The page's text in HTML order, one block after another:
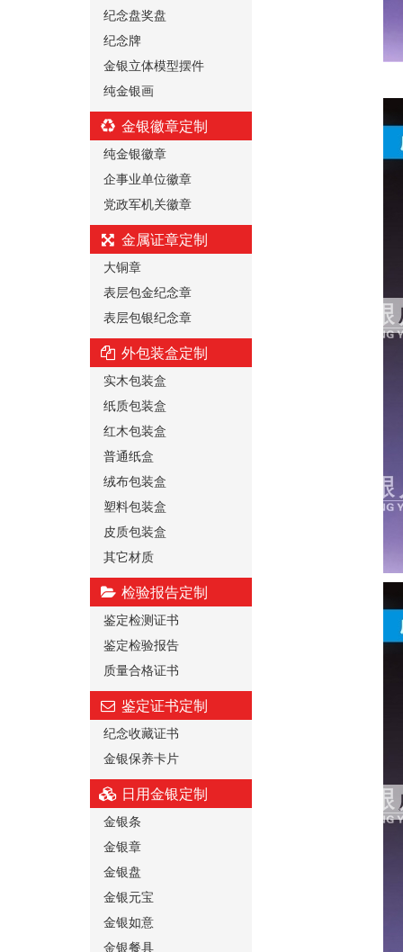
纪念盘奖盘
纪念牌
金银立体模型摆件
纯金银画
金银徽章定制
纯金银徽章
企事业单位徽章
党政军机关徽章
金属证章定制
大铜章
表层包金纪念章
表层包银纪念章
外包装盒定制
实木包装盒
纸质包装盒
红木包装盒
普通纸盒
绒布包装盒
塑料包装盒
皮质包装盒
其它材质
检验报告定制
鉴定检测证书
鉴定检验报告
质量合格证书
鉴定证书定制
纪念收藏证书
金银保养卡片
日用金银定制
金银条
金银章
金银盘
金银元宝
金银如意
金银餐具